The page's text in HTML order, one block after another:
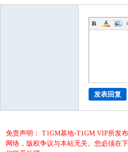
发表回复
免责声明： T1GM基地-T1GM.VIP所发
网络，版权争议与本站无关。您必须在